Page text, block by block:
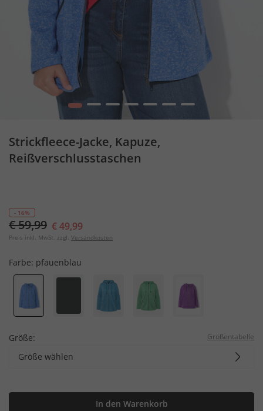
1 2 3 4 5 6 7
Strickfleece-Jacke, Kapuze,
Reißverschlusstaschen
- 16%
€ 59,99 € 49,99
Preis inkl. MwSt. zzgl. Versandkosten
Farbe: pfauenblau
Größe: Größentabelle
Größe wählen
In den Warenkorb